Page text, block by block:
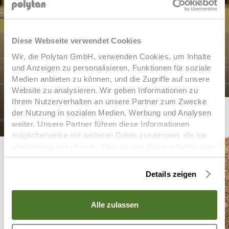
Diese Webseite verwendet Cookies
Wir, die Polytan GmbH, verwenden Cookies, um Inhalte
und Anzeigen zu personalisieren, Funktionen für soziale
Medien anbieten zu können, und die Zugriffe auf unsere
Website zu analysieren. Wir geben Informationen zu
Ihrem Nutzerverhalten an unsere Partner zum Zwecke
der Nutzung in sozialen Medien, Werbung und Analysen
weiter. Unsere Partner führen diese Informationen
möglicherweise mit weiteren Daten zusammen, die sie
gesammelt haben. Um diese Cookies zu nutzen,
benötigen wir Ihre Einwilligung welche Sie uns mit Klick
auf „OK“ erteilen. Sie können Ihre erteilte Einwilligung
(Art. 6 Abs. 1 a) DSGVO) jederzeit für die Zukunft
widerrufen. Um Ihren Widerruf auszuüben, deaktivieren
"Cookie-Consent-Tool" bzw. in den
Details zeigen
Alle zulassen
DAS STADTWERKE.SPORTPARK OST,
Realisierung: Aug 03, 2025 | In Regensburg,
Deutschland
ÄHNLICHE